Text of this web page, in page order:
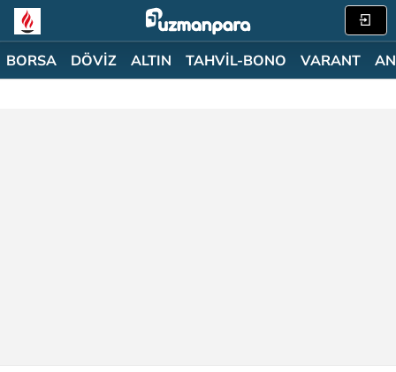
BORSA DÖVİZ ALTIN TAHVİL-BONO VARANT